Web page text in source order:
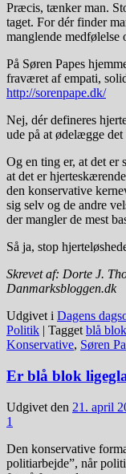
Præcis, tænker man.
taget. For dér finder
manglende medfølelse
På Søren Papes
fraværet af empati,
http://sorenpape.dk/
Nej, dér defineres
ude på at ødelægge
Og en ting er, at det er
at det er
den konservative
sig selv og de andre
der mangler de mest
Så ja, stop
Skrevet af: Dorte J.
Danmarksbloggen.dk
Udgivet i Dagens
Politik | Tagget blå blok
Konservative, Søren
Er blå blok
Udgivet den 21. april
1
Den konservative
politiarbejde”, når